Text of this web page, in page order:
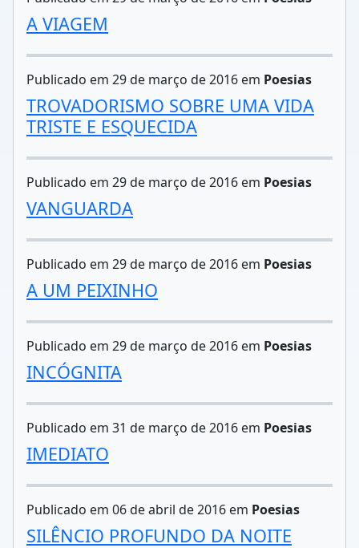
A VIAGEM
Publicado em 29 de março de 2016 em Poesias
TROVADORISMO SOBRE UMA VIDA
TRISTE E ESQUECIDA
Publicado em 29 de março de 2016 em Poesias
VANGUARDA
Publicado em 29 de março de 2016 em Poesias
A UM PEIXINHO
Publicado em 29 de março de 2016 em Poesias
INCÓGNITA
Publicado em 31 de março de 2016 em Poesias
IMEDIATO
Publicado em 06 de abril de 2016 em Poesias
SILÊNCIO PROFUNDO DA NOITE